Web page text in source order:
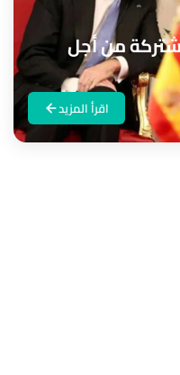
من أجل
اقرأ المزيد